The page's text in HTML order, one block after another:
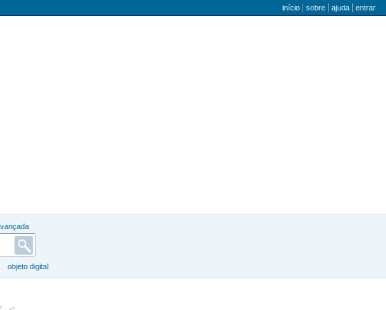
menu do utilizador
início sobre ajuda entrar
objeto digital